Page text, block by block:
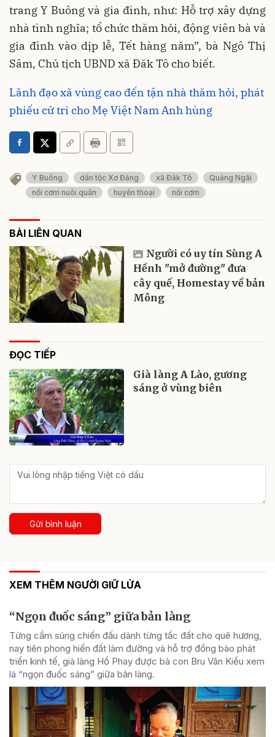
trang Y Buông và gia đình, như: Hỗ trợ xây dựng
nhà tình nghĩa; tổ chức thăm hỏi, động viên bà và
gia đình vào dịp lễ, Tết hàng năm”, bà Ngô Thị
Sâm, Chủ tịch UBND xã Đăk Tô cho biết.
Lãnh đạo xã vùng cao đến tận nhà thăm hỏi, phát
phiếu cử tri cho Mẹ Việt Nam Anh hùng
Y Buông dân tộc Xơ Đăng xã Đăk Tô
Quảng Ngãi
nồi cơm nuôi quân
huyền thoại nồi cơm
BÀI LIÊN QUAN
Người có uy tín Sùng A
Hềnh "mở đường" đưa
cây quế, Homestay về bản
Mông
ĐỌC TIẾP
Già làng A Lào, gương
sáng ở vùng biên
Gửi bình luận
XEM THÊM NGƯỜI GIỮ LỬA
“Ngọn đuốc sáng” giữa bản làng
Từng cầm súng chiến đấu dành từng tấc đất cho quê hương,
nay tiên phong hiến đất làm đường và hỗ trợ đồng bào phát
triển kinh tế, già làng Hồ Phay được bà con Bru Vân Kiều xem
là “ngọn đuốc sáng” giữa bản làng.